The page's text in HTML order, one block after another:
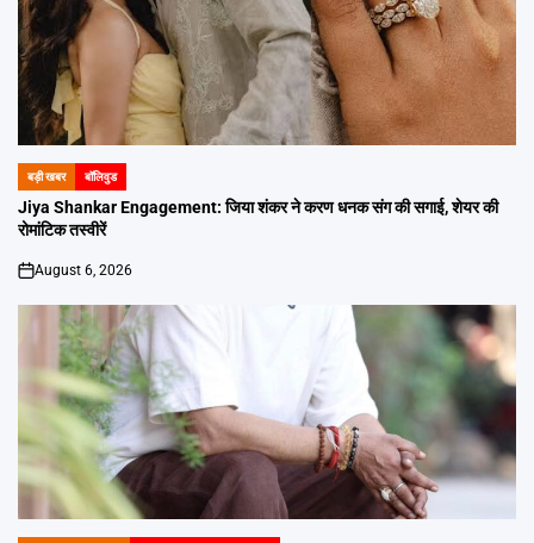
POSTED
IN
बड़ी खबर बॉलिवुड
Jiya Shankar Engagement: जिया शंकर ने करण धनक संग की सगाई, शेयर की
रोमांटिक तस्वीरें
on
August 6, 2026